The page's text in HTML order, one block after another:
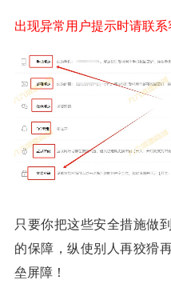
出现异常用户提示时请联系
只要你把这些安全措施做
的保障，纵使别人再狡猾
垒屏障！